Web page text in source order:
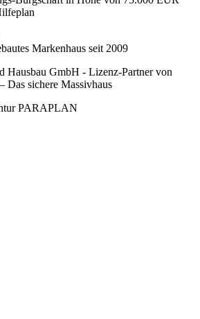
Hausbau GmbH - Lizenz-Partner von
sichere Massivhaus
PARAPLAN